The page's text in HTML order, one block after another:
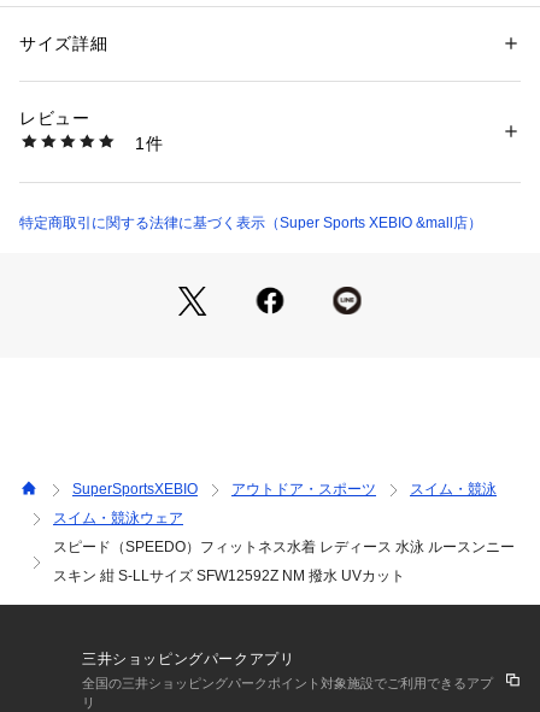
●サイズ:【Sサイズ】バスト78～82cm ヒップ86～90cm 【M
ヒップ95～99cm
●中国製
●ストレッチ
※修理のご依頼はGoldwinリペアサービスにて承っておりま
※一部商品において弊社カラー表記がメーカーカラー表記と異
なる場合があります。
※ブラウザやお使いのモニター環境により、掲載画像と実際の
商品の色味が若干異なる場合があります。
い。2026年春夏モデル 2026ssmodel スピード SPEEDO スー
パースポーツゼビオ ゼビオ Super Sports XEBIO 競泳水着 ア
クアビクス水着 Lady's ウィメンズ 女性用 スイミング 水泳 ス
性別：レディース
ア
商品番号：1540000469674
サイズ詳細
レビュー
1件
特定商取引に関する法律に基づく表示（Super Sports XEBIO &mall店）
SuperSportsXEBIO アウトドア・スポーツ
スイム・競泳
スイム・競泳ウェア
スピード（SPEEDO）フィットネス水着 レディース 水泳 ルースンニー
スキン 紺 S-LLサイズ SFW12592Z NM 撥水 UVカット
三井ショッピングパークアプリ
全国の三井ショッピングパークポイント対象施設でご利用できるアプ
リ